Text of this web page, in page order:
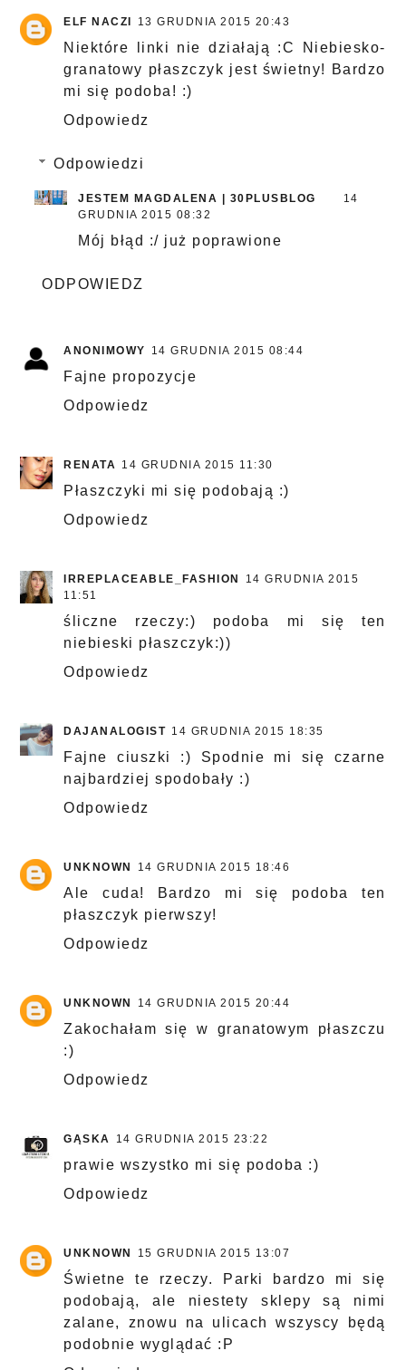
ELF NACZI 13 GRUDNIA 2015 20:43
Niektóre linki nie działają :C Niebiesko-
granatowy płaszczyk jest świetny! Bardzo
mi się podoba! :)
Odpowiedz
Odpowiedzi
JESTEM MAGDALENA | 30PLUSBLOG
14
GRUDNIA 2015 08:32
Mój błąd :/ już poprawione
ODPOWIEDZ
ANONIMOWY 14 GRUDNIA 2015 08:44
Fajne propozycje
Odpowiedz
RENATA 14 GRUDNIA 2015 11:30
Płaszczyki mi się podobają :)
Odpowiedz
IRREPLACEABLE_FASHION
14 GRUDNIA 2015
11:51
śliczne rzeczy:) podoba mi się ten
niebieski płaszczyk:))
Odpowiedz
DAJANALOGIST 14 GRUDNIA 2015 18:35
Fajne ciuszki :) Spodnie mi się czarne
najbardziej spodobały :)
Odpowiedz
UNKNOWN 14 GRUDNIA 2015 18:46
Ale cuda! Bardzo mi się podoba ten
płaszczyk pierwszy!
Odpowiedz
UNKNOWN 14 GRUDNIA 2015 20:44
Zakochałam się w granatowym płaszczu
:)
Odpowiedz
GĄSKA 14 GRUDNIA 2015 23:22
prawie wszystko mi się podoba :)
Odpowiedz
UNKNOWN 15 GRUDNIA 2015 13:07
Świetne te rzeczy. Parki bardzo mi się
podobają, ale niestety sklepy są nimi
zalane, znowu na ulicach wszyscy będą
podobnie wyglądać :P